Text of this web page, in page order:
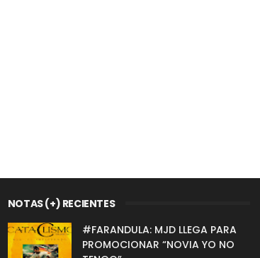
NOTAS (+) RECIENTES
#FARANDULA: MJD LLEGA PARA
PROMOCIONAR “NOVIA YO NO